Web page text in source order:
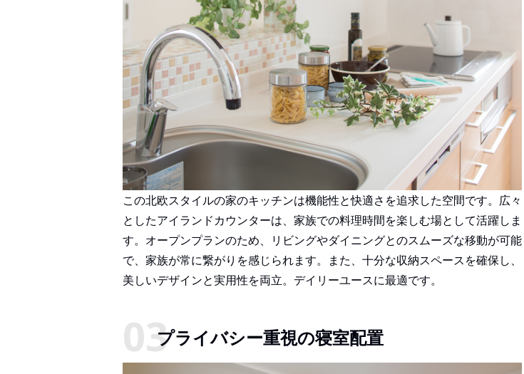
この北欧スタイルの家のキッチンは機能性と快適さを追求した空間です。広々
としたアイランドカウンターは、家族での料理時間を楽しむ場として活躍しま
す。オープンプランのため、リビングやダイニングとのスムーズな移動が可能
で、家族が常に繋がりを感じられます。また、十分な収納スペースを確保し、
美しいデザインと実用性を両立。デイリーユースに最適です。
プライバシー重視の寝室配置